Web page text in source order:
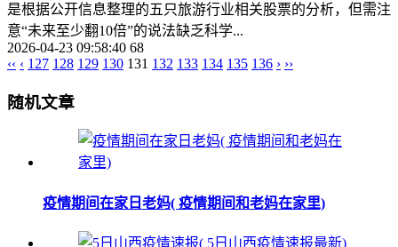
是根据公开信息整理的五只旅游行业相关股票的分析，但需注
意“未来至少翻10倍”的说法缺乏科学...
2026-04-23 09:58:40 68
‹‹ ‹ 127 128 129 130 131 132 133 134 135 136 › ››
随机文章
疫情期间在家日老妈( 疫情期间和老妈在家里)